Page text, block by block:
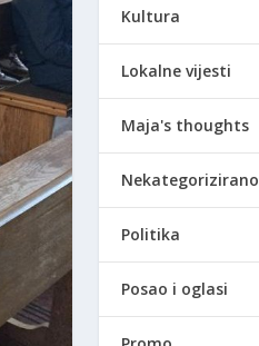
Kultura
Lokalne vijesti
Maja's thoughts
Nekategorizirano
Politika
Posao i oglasi